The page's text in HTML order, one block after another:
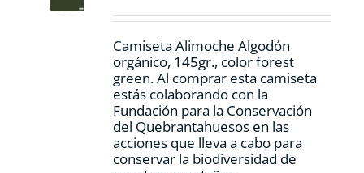
la
de
producto
Camiseta Alimoche Algodón
orgánico, 145gr., color forest
green. Al comprar esta camiseta
estás colaborando con la
Fundación para la Conservación
del Quebrantahuesos en las
acciones que lleva a cabo para
conservar la biodiversidad de